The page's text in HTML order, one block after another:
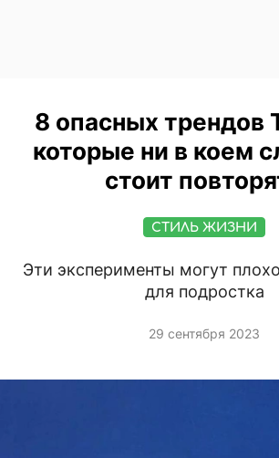
8 опасных трендов
которые ни в коем
стоит
СТИЛЬ ЖИЗНИ
Эти эксперименты могут
для подростка
29 сентября 2023